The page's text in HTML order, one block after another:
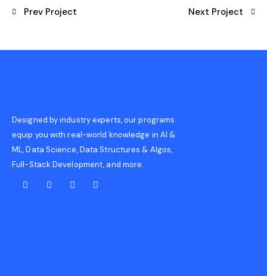
Prev Project Next Project
Designed by industry experts, our programs
equip you with real-world knowledge in AI &
ML, Data Science, Data Structures & Algos,
Full-Stack Development, and more.